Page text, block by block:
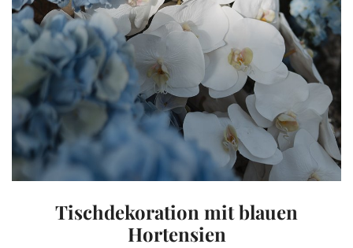
Tischdekoration mit blauen
Hortensien